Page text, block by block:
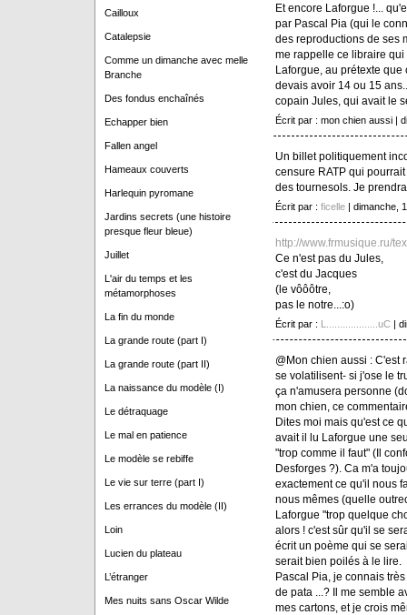
Cailloux
Catalepsie
Comme un dimanche avec melle
Branche
Des fondus enchaînés
Echapper bien
Fallen angel
Hameaux couverts
Harlequin pyromane
Jardins secrets (une histoire
presque fleur bleue)
Juillet
L'air du temps et les
métamorphoses
La fin du monde
La grande route (part I)
La grande route (part II)
La naissance du modèle (I)
Le détraquage
Le mal en patience
Le modèle se rebiffe
Le vie sur terre (part I)
Les errances du modèle (II)
Loin
Lucien du plateau
L’étranger
Mes nuits sans Oscar Wilde
Et encore Laforgue !...
par Pascal Pia (qui le
des reproductions de ses
me rappelle ce libraire
Laforgue, au prétexte que
devais avoir 14 ou 15
copain Jules, qui avait le
Écrit par : mon chien aussi |
Un billet politiquement
censure RATP qui
des tournesols. Je
Écrit par : ficelle| dimanche,
http://www.frmusique.ru/
Ce n'est pas du Jules,
c'est du Jacques
(le vôôôtre,
pas le notre...:o)
Écrit par : L...................uC|
@Mon chien aussi : C'est
se volatilisent- si j'ose le
ça n'amusera personne
mon chien, ce
Dites moi mais qu'est ce
avait il lu Laforgue une
"trop comme il faut" (Il
Desforges ?). Ca m'a
exactement ce qu'il nous
nous mêmes (quelle
Laforgue "trop quelque
alors ! c'est sûr qu'il se
écrit un poème qui se
serait bien poilés à le lire.
Pascal Pia, je connais
de pata ...? Il me semble
mes cartons, et je crois